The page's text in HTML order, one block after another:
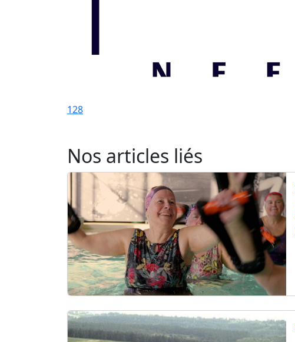
128
Nos articles liés